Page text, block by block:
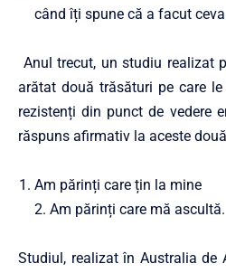
când îți spune că a facut
Anul trecut, un studiu realizat
arătat două trăsături pe care
rezistenți din punct de vedere
răspuns afirmativ la aceste
Am părinți care țin la mine
2. Am părinți care mă ascultă.
Studiul, realizat în Australia de